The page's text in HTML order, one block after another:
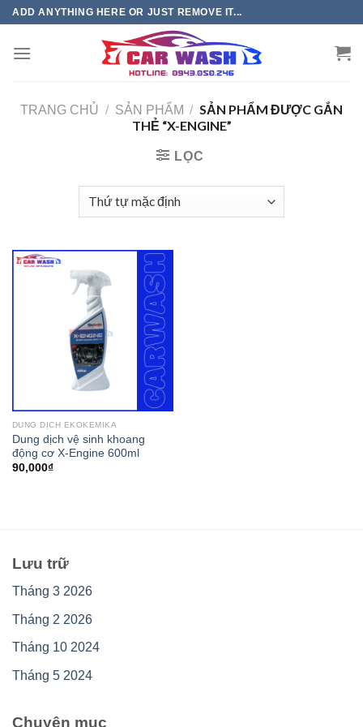
Chuyển
phần
ADD ANYTHING HERE OR JUST REMOVE IT...
TRANG CHỦ / SẢN PHẨM / SẢN PHẨM ĐƯỢC GẮN
THẺ “X-ENGINE”
LỌC
DUNG DỊCH EKOKEMIKA
Dung dịch vệ sinh khoang
động cơ X-Engine 600ml
90,000₫
Lưu trữ
Tháng 3 2026
Tháng 2 2026
Tháng 10 2024
Tháng 5 2024
Chuyên mục